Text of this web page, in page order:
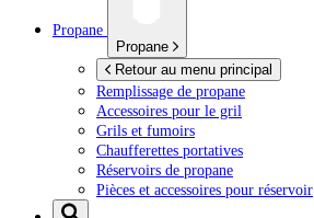
Propane
Propane
Retour au menu principal
Remplissage de propane
Accessoires pour le gril
Grils et fumoirs
Chaufferettes portatives
Réservoirs de propane
Pièces et accessoires pour réservoir